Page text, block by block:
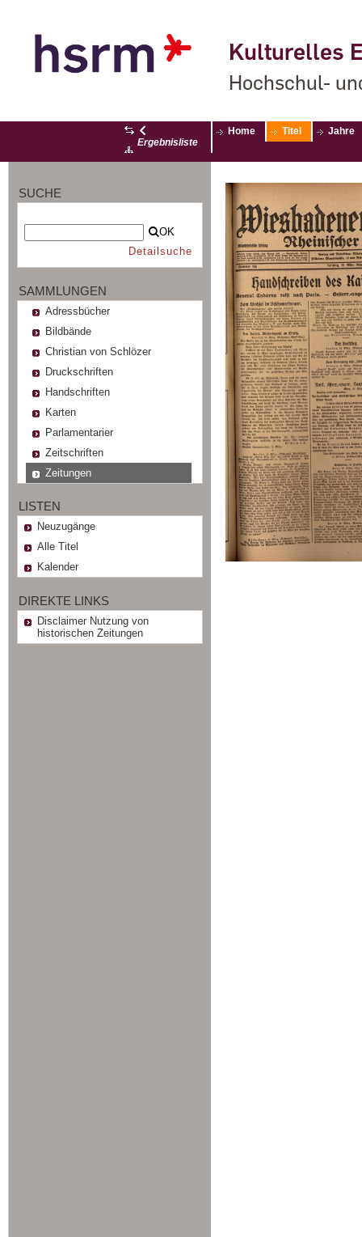
Kulturelles
Hochschul-
Ergebnisliste
Home Titel Jahre
SUCHE
OK
Detailsuche
SAMMLUNGEN
Adressbücher
Bildbände
Christian von Schlözer
Druckschriften
Handschriften
Karten
Parlamentarier
Zeitschriften
Zeitungen
LISTEN
Neuzugänge
Alle Titel
Kalender
DIREKTE LINKS
Disclaimer Nutzung von
historischen Zeitungen